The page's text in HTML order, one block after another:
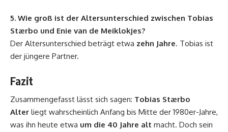
5. Wie groß ist der Altersunterschied zwischen Tobias
Stærbo und Enie van de Meiklokjes?
Der Altersunterschied beträgt etwa zehn Jahre. Tobias ist
der jüngere Partner.
Fazit
Zusammengefasst lässt sich sagen: Tobias Stærbo
Alter liegt wahrscheinlich Anfang bis Mitte der 1980er-Jahre,
was ihn heute etwa um die 40 Jahre alt macht. Doch sein